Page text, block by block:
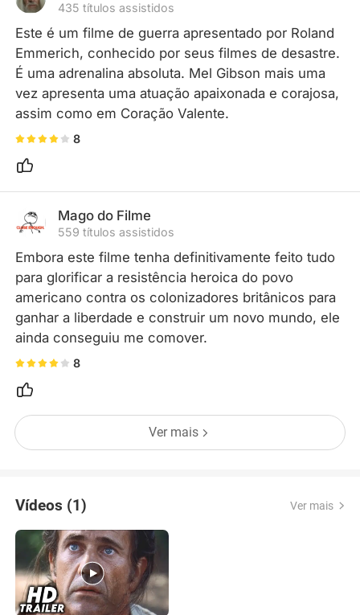
435 títulos assistidos
Este é um filme de guerra apresentado por Roland
Emmerich, conhecido por seus filmes de desastre.
É uma adrenalina absoluta. Mel Gibson mais uma
vez apresenta uma atuação apaixonada e corajosa,
assim como em Coração Valente.
8
Mago do Filme
559 títulos assistidos
Embora este filme tenha definitivamente feito tudo
para glorificar a resistência heroica do povo
americano contra os colonizadores britânicos para
ganhar a liberdade e construir um novo mundo, ele
ainda conseguiu me comover.
8
Ver mais
Vídeos (1) Ver mais